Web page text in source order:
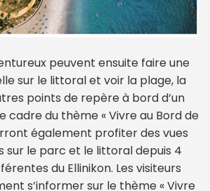
peuvent ensuite faire une
sur le littoral et voir la plage, la
points de repère à bord d’un
cadre du thème « Vivre au Bord de
également profiter des vues
sur le parc et le littoral depuis 4
du Ellinikon. Les visiteurs
s’informer sur le thème « Vivre